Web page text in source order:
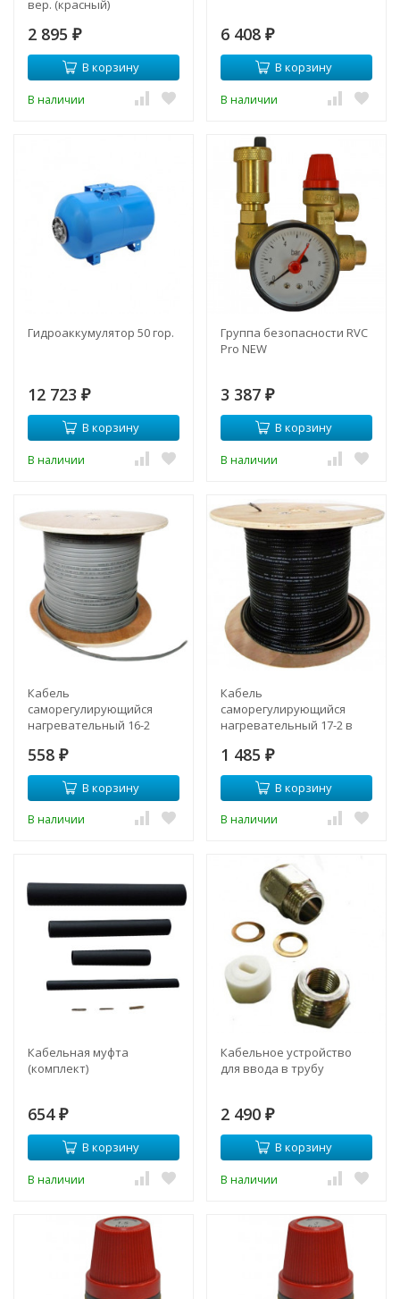
вер. (красный)
2 895 ₽
В корзину
В наличии
6 408 ₽
В корзину
В наличии
Гидроаккумулятор 50 гор.
12 723 ₽
В корзину
В наличии
Группа безопасности RVC
Pro NEW
3 387 ₽
В корзину
В наличии
Кабель
саморегулирующийся
нагревательный 16-2
558 ₽
В корзину
В наличии
Кабель
саморегулирующийся
нагревательный 17-2 в
1 485 ₽
В корзину
В наличии
Кабельная муфта
(комплект)
654 ₽
В корзину
В наличии
Кабельное устройство
для ввода в трубу
2 490 ₽
В корзину
В наличии